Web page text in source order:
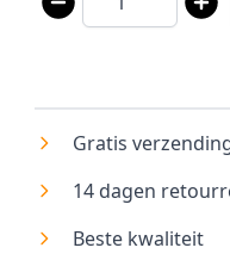
Aantal
Gratis
14 dagen
Beste kwaliteit